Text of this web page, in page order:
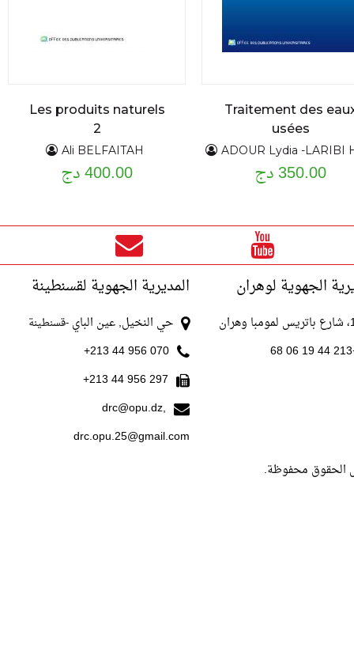
Traitement des
usées
ADOUR Lydia -LARIBI HABCHI Hassiba -ARBIA KHATRAOUI
350.00 دج
Les produits naturels
2
Ali BELFAITAH
400.00 دج
الجهوية لوهران المديرية الجهوية لقسنطينة
حي النخيل, عين الباي -قسنطينة
070 956 44 213+
297 956 44 213+
drc@opu.dz,
drc.opu.25@gmail.com
الحقوق محفوظة.